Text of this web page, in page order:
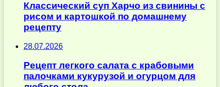
Классический суп Харчо из свинины с
рисом и картошкой по домашнему
рецепту
28.07.2026
Рецепт легкого салата с крабовыми
палочками кукурузой и огурцом для